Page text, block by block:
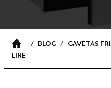
/ BLOG/
GAVETAS
LINE